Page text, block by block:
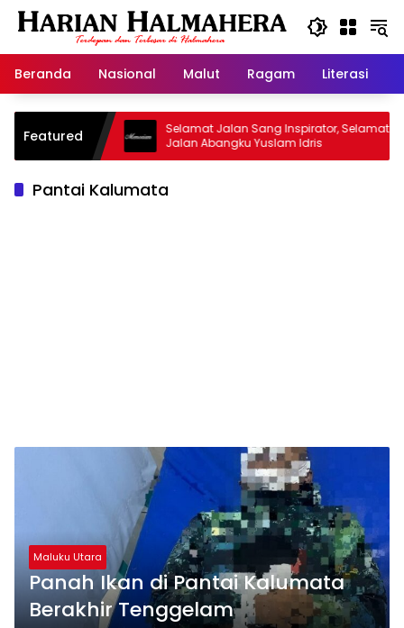
Langsung
Beranda
Nasional Malut Ragam Literasi
Featured
Warisan
Selamat Jalan Sang Inspirator, Selamat
Jalan Abangku Yuslam Idris
Pantai Kalumata
Maluku Utara
Panah Ikan di Pantai Kalumata
Berakhir Tenggelam